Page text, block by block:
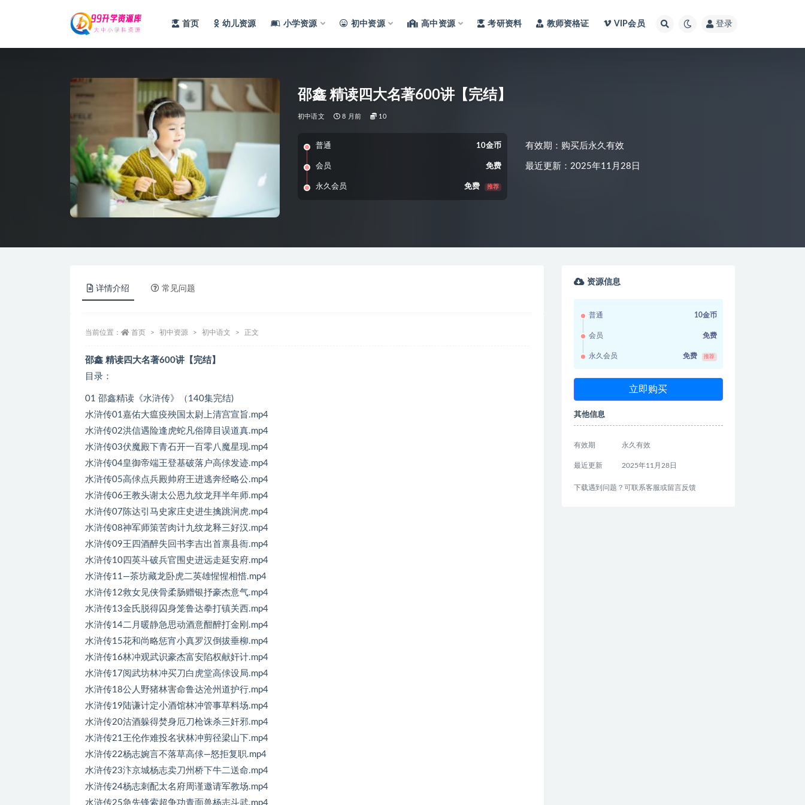
首页 幼儿资源 小学资源 初中资源 高中资源 考研资料 教师资格证 VIP会员 登录
邵鑫 精读四大名著600讲【完结】
初中语文 8 月前 10
普通 10金币
会员 免费
永久会员 免费 推荐
有效期：购买后永久有效
最近更新：2025年11月28日
详情介绍 常见问题
当前位置： 首页 初中资源 初中语文 正文
邵鑫 精读四大名著600讲【完结】
目录：
01 邵鑫精读《水浒传》（140集完结)
水浒传01嘉佑大瘟疫殃国太尉上清宫宣旨.mp4
水浒传02洪信遇险逢虎蛇凡俗障目误道真.mp4
水浒传03伏魔殿下青石开一百零八魔星现.mp4
水浒传04皇御帝端王登基破落户高俅发迹.mp4
水浒传05高俅点兵殿帅府王进逃奔经略公.mp4
水浒传06王教头谢太公恩九纹龙拜半年师.mp4
水浒传07陈达引马史家庄史进生擒跳涧虎.mp4
水浒传08神军师策苦肉计九纹龙释三好汉.mp4
水浒传09王四酒醉失回书李吉出首禀县衙.mp4
水浒传10四英斗破兵官围史进远走延安府.mp4
水浒传11—茶坊藏龙卧虎二英雄惺惺相惜.mp4
水浒传12救女见侠骨柔肠赠银抒豪杰意气.mp4
水浒传13金氏脱得囚身笼鲁达拳打镇关西.mp4
水浒传14二月暖静急思动酒意酣醉打金刚.mp4
水浒传15花和尚略惩宵小真罗汉倒拔垂柳.mp4
水浒传16林冲观武识豪杰富安陷权献奸计.mp4
水浒传17阅武坊林冲买刀白虎堂高俅设局.mp4
水浒传18公人野猪林害命鲁达沧州道护行.mp4
水浒传19陆谦计定小酒馆林冲管事草料场.mp4
水浒传20沽酒躲得焚身厄刀枪诛杀三奸邪.mp4
水浒传21王伦作难投名状林冲剪径梁山下.mp4
水浒传22杨志婉言不落草高俅—怒拒复职.mp4
水浒传23汴京城杨志卖刀州桥下牛二送命.mp4
水浒传24杨志刺配太名府周谨邀请军教场.mp4
水浒传25急先锋索超争功青面兽杨志斗武.mp4
资源信息
普通 10金币
会员 免费
永久会员 免费 推荐
立即购买
其他信息
有效期 永久有效
最近更新 2025年11月28日
下载遇到问题？可联系客服或留言反馈